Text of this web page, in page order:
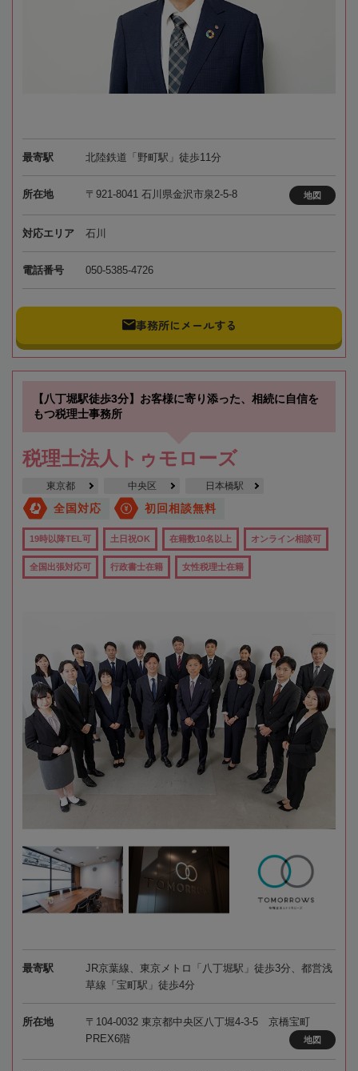
最寄駅 北陸鉄道「野町駅」徒歩11分
所在地 〒921-8041 石川県金沢市泉2-5-8 地図
対応エリア 石川
電話番号 050-5385-4726
事務所にメールする
【八丁堀駅徒歩3分】お客様に寄り添った、相続に自信を
もつ税理士事務所
税理士法人トゥモローズ
東京都 中央区 日本橋駅
全国対応 初回相談無料
19時以降TEL可 土日祝OK 在籍数10名以上 オンライン相談可
全国出張対応可 行政書士在籍 女性税理士在籍
最寄駅
JR京葉線、東京メトロ「八丁堀駅」徒歩3分、都営浅
草線「宝町駅」徒歩4分
所在地
〒104-0032 東京都中央区八丁堀4-3-5 京橋宝町
PREX6階
地図